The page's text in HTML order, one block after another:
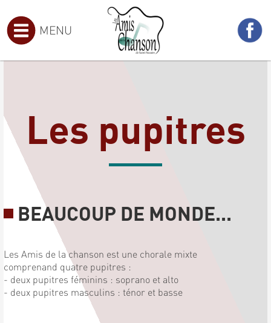
MENU
Les pupitres
BEAUCOUP DE MONDE...
Les Amis de la chanson est une chorale mixte
comprenand quatre pupitres :
- deux pupitres féminins : soprano et alto
- deux pupitres masculins : ténor et basse